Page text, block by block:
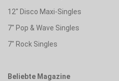
12" Disco Maxi-Singles
7" Pop & Wave Singles
7" Rock Singles
Beliebte Magazine